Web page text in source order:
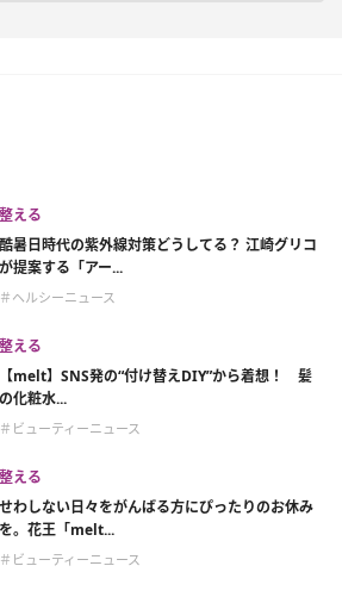
整える
酷暑日時代の紫外線対策どうしてる？ 江崎グリコ
が提案する「アー...
＃ヘルシーニュース
整える
【melt】SNS発の“付け替えDIY”から着想！ 髪
の化粧水...
＃ビューティーニュース
整える
せわしない日々をがんばる方にぴったりのお休み
を。花王「melt...
＃ビューティーニュース